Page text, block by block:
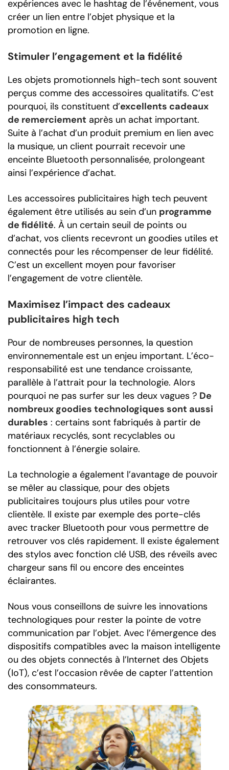
expériences avec le hashtag de l’événement, vous
créer un lien entre l’objet physique et la
promotion en ligne.
Stimuler l’engagement et la fidélité
Les objets promotionnels high-tech sont souvent
perçus comme des accessoires qualitatifs. C’est
pourquoi, ils constituent d’excellents cadeaux
de remerciement après un achat important.
Suite à l’achat d’un produit premium en lien avec
la musique, un client pourrait recevoir une
enceinte Bluetooth personnalisée, prolongeant
ainsi l’expérience d’achat.
Les accessoires publicitaires high tech peuvent
également être utilisés au sein d’un programme
de fidélité. À un certain seuil de points ou
d’achat, vos clients recevront un goodies utiles et
connectés pour les récompenser de leur fidélité.
C’est un excellent moyen pour favoriser
l’engagement de votre clientèle.
Maximisez l’impact des cadeaux
publicitaires high tech
Pour de nombreuses personnes, la question
environnementale est un enjeu important. L’éco-
responsabilité est une tendance croissante,
parallèle à l’attrait pour la technologie. Alors
pourquoi ne pas surfer sur les deux vagues ? De
nombreux goodies technologiques sont aussi
durables : certains sont fabriqués à partir de
matériaux recyclés, sont recyclables ou
fonctionnent à l’énergie solaire.
La technologie a également l’avantage de pouvoir
se mêler au classique, pour des objets
publicitaires toujours plus utiles pour votre
clientèle. Il existe par exemple des porte-clés
avec tracker Bluetooth pour vous permettre de
retrouver vos clés rapidement. Il existe également
des stylos avec fonction clé USB, des réveils avec
chargeur sans fil ou encore des enceintes
éclairantes.
Nous vous conseillons de suivre les innovations
technologiques pour rester la pointe de votre
communication par l’objet. Avec l’émergence des
dispositifs compatibles avec la maison intelligente
ou des objets connectés à l’Internet des Objets
(IoT), c’est l’occasion rêvée de capter l’attention
des consommateurs.